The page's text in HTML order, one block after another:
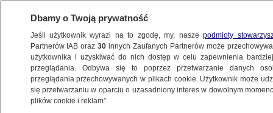
BIZNES
Z KRAJU
We wtorek rząd zajmie się
Dbamy o Twoją prywatność
Jeśli użytkownik wyrazi na to zgodę, my, naszepodmioty
Partnerów IAB oraz30 innych Zaufanych Partnerów może
użytkownika i uzyskiwać do nich dostęp w celu zapewnienia
przeglądania. Odbywa się to poprzez przetwarzanie danych
przeglądania przechowywanych w plikach cookie. Użytkownik może
się przetwarzaniu w oparciu o uzasadniony interes w dowolnym
plików cookie i reklam”.